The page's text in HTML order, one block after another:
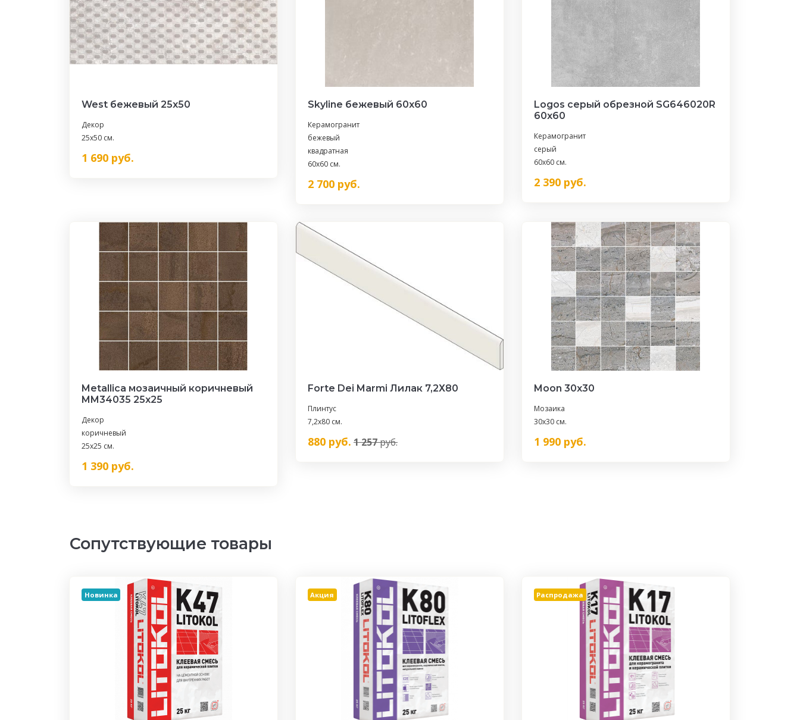
West бежевый 25х50
Декор
25x50 см.
1 690 руб.
Skyline бежевый 60х60
Керамогранит
бежевый
квадратная
60x60 см.
2 700руб.
Logos серый обрезной SG646020R
60х60
Керамогранит
серый
60x60 см.
2 390руб.
Metallica мозаичный коричневый
MM34035 25х25
Декор
коричневый
25x25 см.
1 390 руб.
Forte Dei Marmi Лилак 7,2Х80
Плинтус
7,2x80 см.
880руб. 1 257руб.
Moon 30х30
Мозаика
30x30 см.
1 990руб.
Сопутствующие товары
Новинка Акция Распродажа